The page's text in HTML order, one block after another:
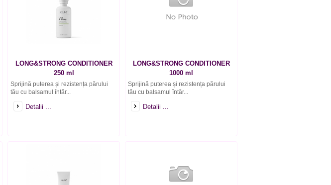
LONG&STRONG CONDITIONER
250 ml
Sprijină puterea și rezistența părului
tău cu balsamul întăr...
Detalii ...
LONG&STRONG CONDITIONER
1000 ml
Sprijină puterea și rezistența părului
tău cu balsamul întăr...
Detalii ...